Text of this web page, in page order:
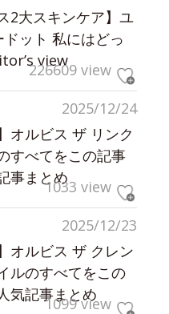
2大スキンケア】ユ
ット 私にはどっ
view
226609 view
2025/12/24
オルビス ザ リンク
すべてをこの記事
事まとめ1033 view
2025/12/23
オルビス ザ クレン
ルのすべてをこの
気記事まとめ
1099 view